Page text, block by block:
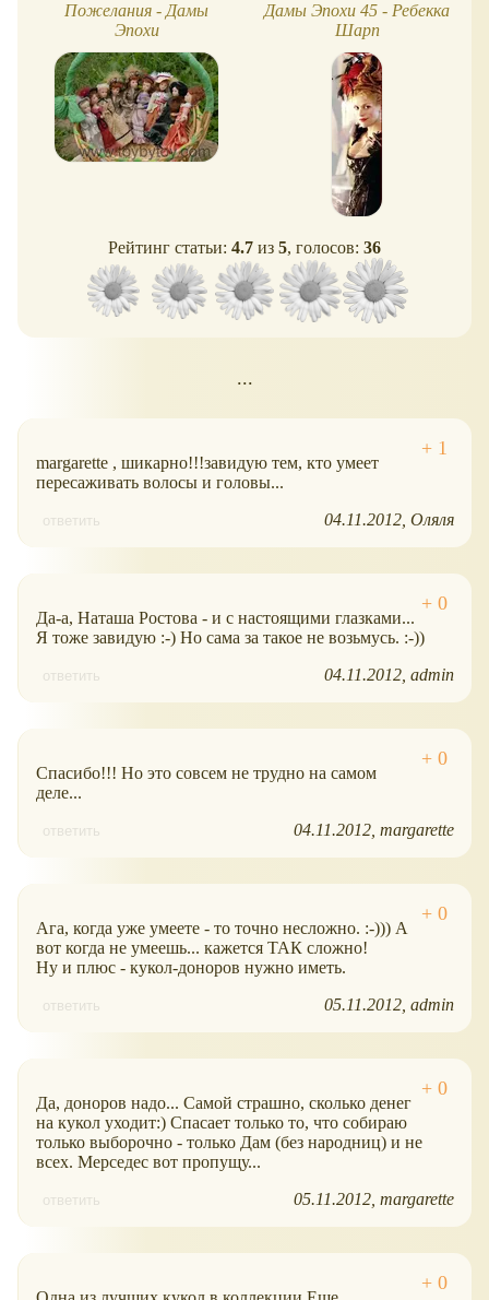
Пожелания - Дамы
Эпохи
Дамы Эпохи 45 - Ребекка
Шарп
Рейтинг статьи: 4.7 из 5, голосов: 36
...
margarette , шикарно!!!завидую тем, кто умеет
пересаживать волосы и головы...
ответить 04.11.2012 Оляля
Да-а, Наташа Ростова - и с настоящими глазками...
Я тоже завидую :-) Но сама за такое не возьмусь. :-))
ответить 04.11.2012 admin
Спасибо!!! Но это совсем не трудно на самом
деле...
ответить 04.11.2012 margarette
Ага, когда уже умеете - то точно несложно. :-))) А
вот когда не умеешь... кажется ТАК сложно!
Ну и плюс - кукол-доноров нужно иметь.
ответить 05.11.2012 admin
Да, доноров надо... Самой страшно, сколько денег
на кукол уходит:) Спасает только то, что собираю
только выборочно - только Дам (без народниц) и не
всех. Мерседес вот пропущу...
ответить 05.11.2012 margarette